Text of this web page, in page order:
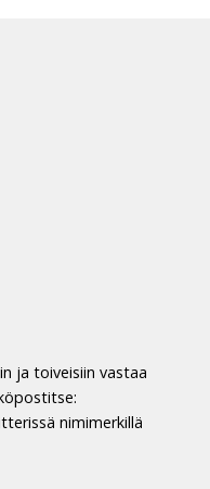
ja toiveisiin vastaa
nimimerkillä